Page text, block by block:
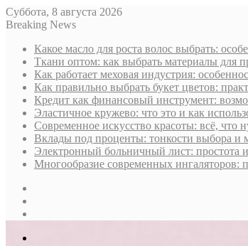
Суббота, 8 августа 2026
Breaking News
Какое масло для роста волос выбрать:
Ткани оптом: как выбрать материалы для
Как работает меховая индустрия:
Как правильно выбрать букет цветов:
Кредит как финансовый инструмент:
Эластичное кружево: что это и как
Современное искусство красоты: всё, что
Вклады под проценты: тонкости выбора и
Электронный больничный лист: простота
Многообразие современных ингаляторов: